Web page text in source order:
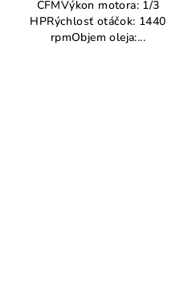
CFMVýkon motora: 1/3
HPRýchlosť otáčok: 1440
rpmObjem oleja:...